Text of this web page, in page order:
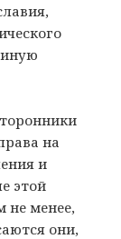
на
и
этой
не менее,
они,